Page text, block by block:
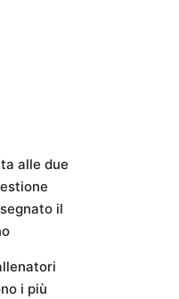
alle due
il
i più